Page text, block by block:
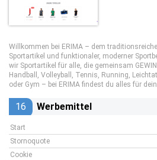
Willkommen bei ERIMA – dem
Sportartikel und funktionaler, moderner
wir Sportartikel für alle, die gemeinsam
Handball, Volleyball, Tennis, Running,
oder Gym – bei ERIMA findest du alles für
16 Werbemittel
Start
Stornoquote
Cookie